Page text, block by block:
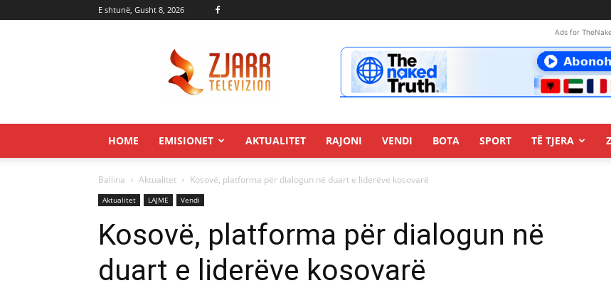
E shtunë, Gusht 8, 2026
Ads for
HOME EMISIONET AKTUALITET RAJONI VENDI BOTA SPORT TË TJERA
Ballina Aktualitet Kosovë, platforma për dialogun në duart e liderëve kosovarë
Aktualitet LAJME Vendi
Kosovë, platforma për dialogun në
duart e liderëve kosovarë